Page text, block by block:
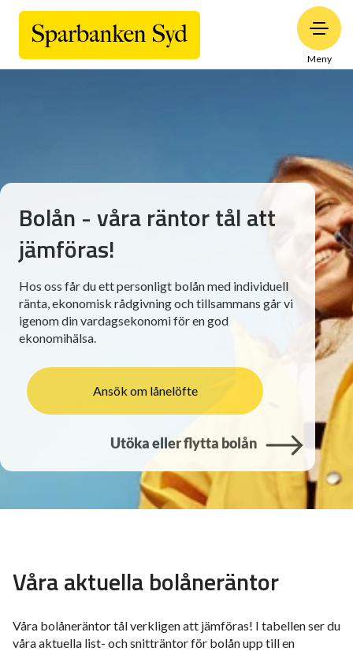
Meny
Bolån - våra räntor tål att
jämföras!
Hos oss får du ett personligt bolån med individuell
ränta, ekonomisk rådgivning och tillsammans går vi
igenom din vardagsekonomi för en god
ekonomihälsa.
Ansök om lånelöfte
Utöka eller flytta bolån
Våra aktuella bolåneräntor
Våra bolåneräntor tål verkligen att jämföras! I tabellen ser du
våra aktuella list- och snitträntor för bolån upp till en